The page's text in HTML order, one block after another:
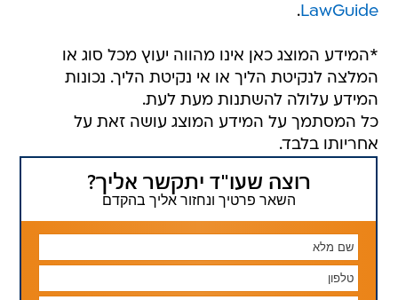
LawGuide
.
*המידע המוצג כאן אינו מהווה יעוץ מכל סוג או
המלצה לנקיטת הליך או אי נקיטת הליך. נכונות
המידע עלולה להשתנות מעת לעת.
כל המסתמך על המידע המוצג עושה זאת על
אחריותו בלבד.